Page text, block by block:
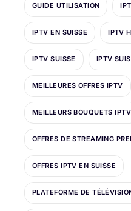
GUIDE UTILISATION
IPTV EN SUISSE IPTV
IPTV SUISSE IPTV
MEILLEURES OFFRES IPTV
MEILLEURS BOUQUETS IPTV
OFFRES DE STREAMING
OFFRES IPTV EN SUISSE
PLATEFORME DE